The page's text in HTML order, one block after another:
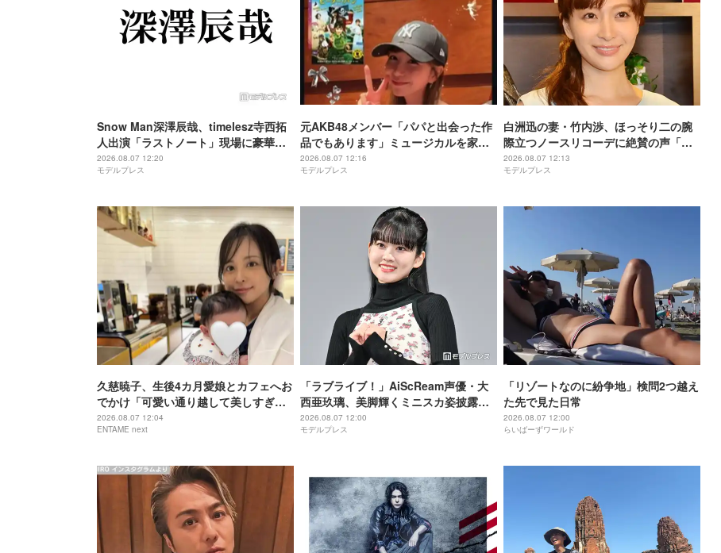
Snow Man深澤辰哉、timelesz寺西拓
人出演「ラストノート」現場に豪華差
し入れ「流しそうめんはレベチ」「想
像超えてきた」と絶賛の声
2026.08.07 12:20
モデルプレス
元AKB48メンバー「パパと出会った作
品でもあります」ミュージカルを家族
で観賞 集合ショットに「胸アツ」「娘
も一緒になんて感慨深い」の声
2026.08.07 12:16
モデルプレス
白洲迅の妻・竹内渉、ほっそり二の腕
際立つノースリコーデに絶賛の声「憧
れのスタイル」「大人カジュアルおし
ゃれ」
2026.08.07 12:13
モデルプレス
久慈暁子、生後4カ月愛娘とカフェへお
でかけ「可愛い通り越して美しすぎ
る」
2026.08.07 12:04
ENTAME next
「ラブライブ！」AiScReam声優・大
西亜玖璃、美脚輝くミニスカ姿披露
「スタイル抜群」「可愛いが渋滞」の
声
2026.08.07 12:00
モデルプレス
「リゾートなのに紛争地」検問2つ越え
た先で見た日常
2026.08.07 12:00
らいばーずワールド